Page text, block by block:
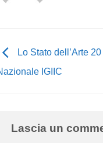
Lo Stato dell’Arte
IGIIC
Lascia un